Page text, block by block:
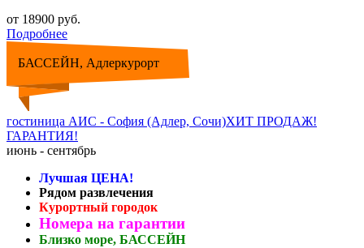
от 18900 руб.
Подробнее
БАССЕЙН, Адлеркурорт
гостиница АИС - София (Адлер, Сочи)ХИТ ПРОДАЖ!
ГАРАНТИЯ!
июнь - сентябрь
Лучшая ЦЕНА!
Рядом развлечения
Курортный городок
Номера на гарантии
Близко море, БАССЕЙН